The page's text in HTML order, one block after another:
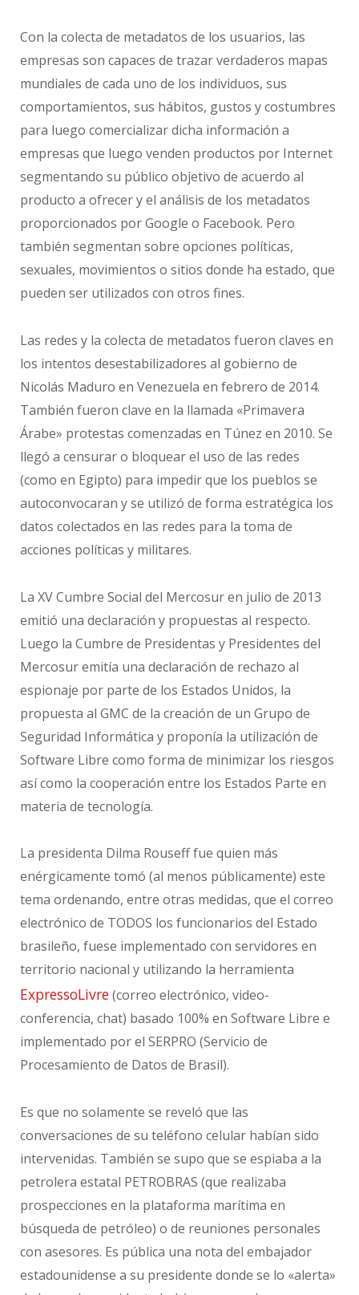
Con la colecta de metadatos de los usuarios, las
empresas son capaces de trazar verdaderos mapas
mundiales de cada uno de los individuos, sus
comportamientos, sus hábitos, gustos y costumbres
para luego comercializar dicha información a
empresas que luego venden productos por Internet
segmentando su público objetivo de acuerdo al
producto a ofrecer y el análisis de los metadatos
proporcionados por Google o Facebook. Pero
también segmentan sobre opciones políticas,
sexuales, movimientos o sitios donde ha estado, que
pueden ser utilizados con otros fines.
Las redes y la colecta de metadatos fueron claves en
los intentos desestabilizadores al gobierno de
Nicolás Maduro en Venezuela en febrero de 2014.
También fueron clave en la llamada «Primavera
Árabe» protestas comenzadas en Túnez en 2010. Se
llegó a censurar o bloquear el uso de las redes
(como en Egipto) para impedir que los pueblos se
autoconvocaran y se utilizó de forma estratégica los
datos colectados en las redes para la toma de
acciones políticas y militares.
La XV Cumbre Social del Mercosur en julio de 2013
emitió una declaración y propuestas al respecto.
Luego la Cumbre de Presidentas y Presidentes del
Mercosur emitía una declaración de rechazo al
espionaje por parte de los Estados Unidos, la
propuesta al GMC de la creación de un Grupo de
Seguridad Informática y proponía la utilización de
Software Libre como forma de minimizar los riesgos
así como la cooperación entre los Estados Parte en
materia de tecnología.
La presidenta Dilma Rouseff fue quien más
enérgicamente tomó (al menos públicamente) este
tema ordenando, entre otras medidas, que el correo
electrónico de TODOS los funcionarios del Estado
brasileño, fuese implementado con servidores en
territorio nacional y utilizando la herramienta
ExpressoLivre(correo electrónico, video-
conferencia, chat) basado 100% en Software Libre e
implementado por el SERPRO (Servicio de
Procesamiento de Datos de Brasil).
Es que no solamente se reveló que las
conversaciones de su teléfono celular habían sido
intervenidas. También se supo que se espiaba a la
petrolera estatal PETROBRAS (que realizaba
prospecciones en la plataforma marítima en
búsqueda de petróleo) o de reuniones personales
con asesores. Es pública una nota del embajador
estadounidense a su presidente donde se lo «alerta»